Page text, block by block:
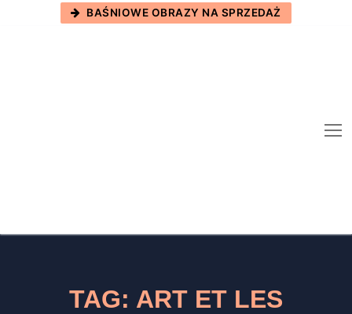
BAŚNIOWE OBRAZY NA SPRZEDAŻ
TAG: ART ET LES